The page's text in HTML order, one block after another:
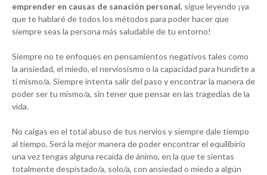
emprender en causas de sanación personal, sigue leyendo ¡ya
que te hablaré de todos los métodos para poder hacer que
siempre seas la persona más saludable de tu entorno!
Siempre no te enfoques en pensamientos negativos tales como
la ansiedad, el miedo, el nerviosismo o la capacidad para hundirte a
ti mismo/a. Siempre intenta salir del paso y encontrar la manera de
poder ser tu mismo/a, sin tener que pensar en las tragedias de la
vida.
No caigas en el total abuso de tus nervios y siempre dale tiempo
al tiempo. Será la mejor manera de poder encontrar el equilibirio
una vez tengas alguna recaída de ánimo, en la que te sientas
totalmente despistado/a, solo/a, con ansiedad o miedo a algún